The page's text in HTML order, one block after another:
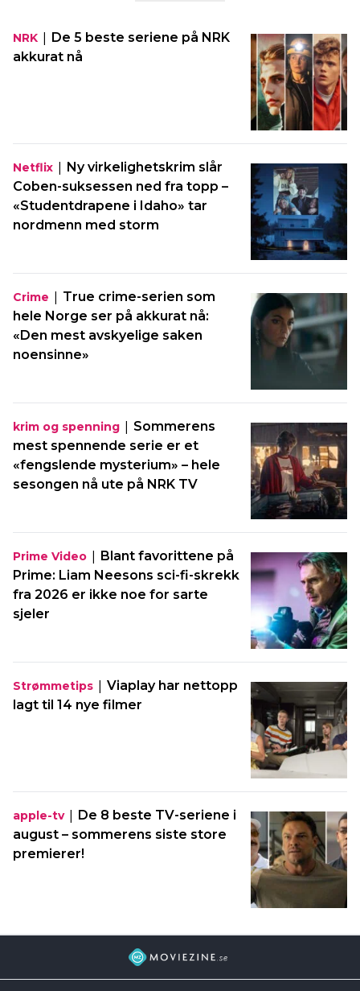
NRK | De 5 beste seriene på NRK
akkurat nå
Netflix | Ny virkelighetskrim slår
Coben-suksessen ned fra topp –
«Studentdrapene i Idaho» tar
nordmenn med storm
Crime | True crime-serien som
hele Norge ser på akkurat nå:
«Den mest avskyelige saken
noensinne»
krim og spenning | Sommerens
mest spennende serie er et
«fengslende mysterium» – hele
sesongen nå ute på NRK TV
Prime Video | Blant favorittene på
Prime: Liam Neesons sci-fi-skrekk
fra 2026 er ikke noe for sarte
sjeler
Strømmetips | Viaplay har nettopp
lagt til 14 nye filmer
apple-tv| De 8 beste TV-seriene i
august – sommerens siste store
premierer!